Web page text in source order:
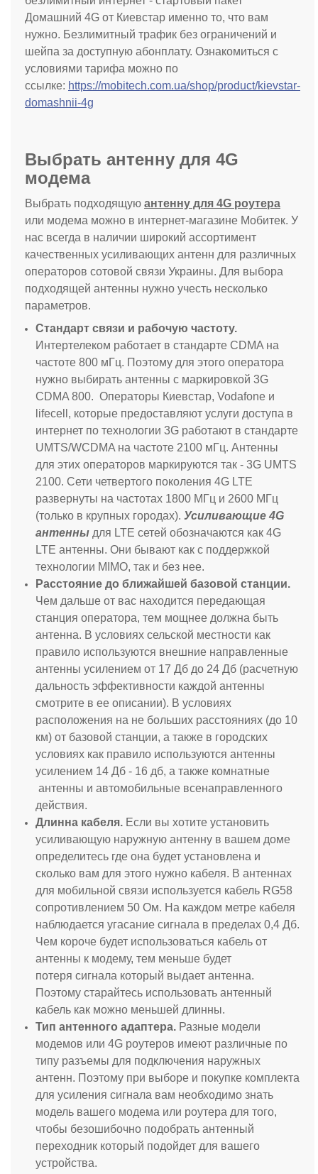
Домашний 4G от Киевстар именно то, что вам
нужно. Безлимитный трафик без ограничений и
шейпа за доступную абонплату. Ознакомиться с
условиями тарифа можно по
ссылке: https://mobitech.com.ua/shop/product/kievstar-
domashnii-4g
Выбрать антенну для 4G
модема
Выбрать подходящую антенну для 4G роутера
или модема можно в интернет-магазине Мобитек. У
нас всегда в наличии широкий ассортимент
качественных усиливающих антенн для различных
операторов сотовой связи Украины. Для выбора
подходящей антенны нужно учесть несколько
параметров.
Стандарт связи и рабочую частоту.
Интертелеком работает в стандарте CDMA на
частоте 800 мГц. Поэтому для этого оператора
нужно выбирать антенны с маркировкой 3G
CDMA 800. Операторы Киевстар, Vodafone и
lifecell, которые предоставляют услуги доступа в
интернет по технологии 3G работают в стандарте
UMTS/WCDMA на частоте 2100 мГц. Антенны
для этих операторов маркируются так - 3G UMTS
2100. Сети четвертого поколения 4G LTE
развернуты на частотах 1800 МГц и 2600 МГц
(только в крупных городах).Усиливающие 4G
антенны для LTE сетей обозначаются как 4G
LTE антенны. Они бывают как с поддержкой
технологии MIMO, так и без нее.
Расстояние до ближайшей базовой станции.
Чем дальше от вас находится передающая
станция оператора, тем мощнее должна быть
антенна. В условиях сельской местности как
правило используются внешние направленные
антенны усилением от 17 Дб до 24 Дб (расчетную
дальность эффективности каждой антенны
смотрите в ее описании). В условиях
расположения на не больших расстояниях (до 10
км) от базовой станции, а также в городских
условиях как правило используются антенны
усилением 14 Дб - 16 дб, а также комнатные
антенны и автомобильные всенаправленного
действия.
Длинна кабеля. Если вы хотите установить
усиливающую наружную антенну в вашем доме
определитесь где она будет установлена и
сколько вам для этого нужно кабеля. В антеннах
для мобильной связи используется кабель RG58
сопротивлением 50 Ом. На каждом метре кабеля
наблюдается угасание сигнала в пределах 0,4 Дб.
Чем короче будет использоваться кабель от
антенны к модему, тем меньше будет
потеря сигнала который выдает антенна.
Поэтому старайтесь использовать антенный
кабель как можно меньшей длинны.
Тип антенного адаптера. Разные модели
модемов или 4G роутеров имеют различные по
типу разъемы для подключения наружных
антенн. Поэтому при выборе и покупке комплекта
для усиления сигнала вам необходимо знать
модель вашего модема или роутера для того,
чтобы безошибочно подобрать антенный
переходник который подойдет для вашего
устройства.